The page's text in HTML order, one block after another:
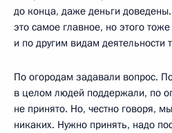
до конца, даже деньги
это самое главное, но этого
и по другим видам деятельности
По огородам задавали вопрос.
в целом людей поддержали, по
не принято. Но, честно говоря,
никаких. Нужно принять, надо